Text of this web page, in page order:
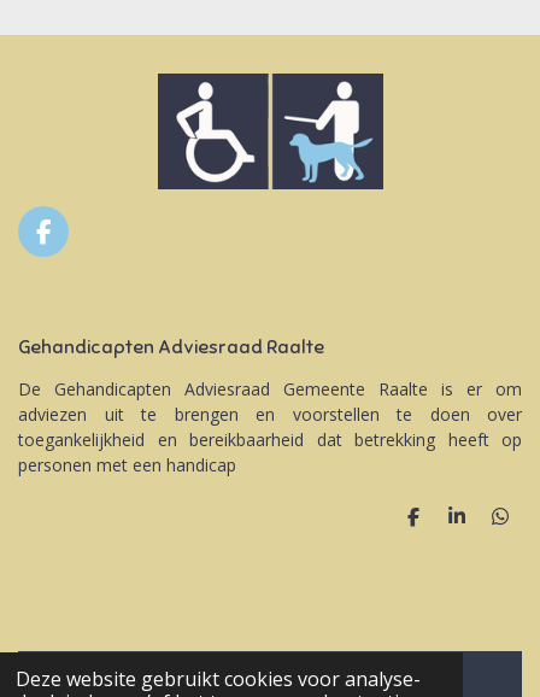
Deze website gebruikt cookies voor analyse-
F
a
b
o
Gehandicapten Adviesraad Raalte
De Gehandicapten Adviesraad Gemeente Raalte is er om
adviezen uit te brengen en voorstellen te doen over
toegankelijkheid en bereikbaarheid dat betrekking heeft op
personen met een handicap
D
S
D
Inloggen Vrijwilligers